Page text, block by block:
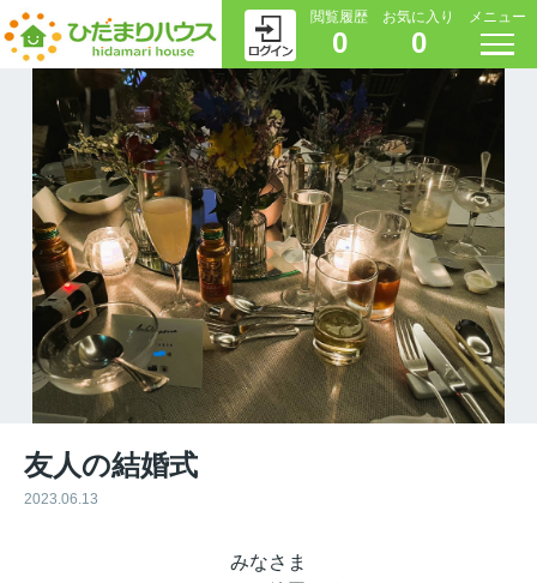
閲覧履歴
0
お気に入り
0
メニュー
友人の結婚式
2023.06.13
みなさま